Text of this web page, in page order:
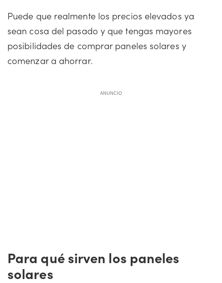
Puede que realmente los precios elevados ya
sean cosa del pasado y que tengas mayores
posibilidades de comprar paneles solares y
comenzar a ahorrar.
ANUNCIO
Para qué sirven los paneles
solares